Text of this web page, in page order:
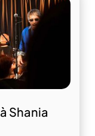
Shania